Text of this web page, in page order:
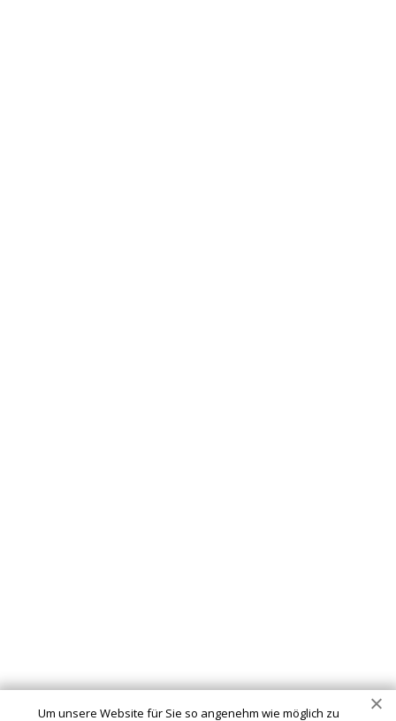
Um unsere Website für Sie so angenehm wie möglich zu
Schlüsseldienstleistungen in Zwickau. Ob Sie sich
ausgesperrt haben, ein defektes Schloss haben oder Ihre